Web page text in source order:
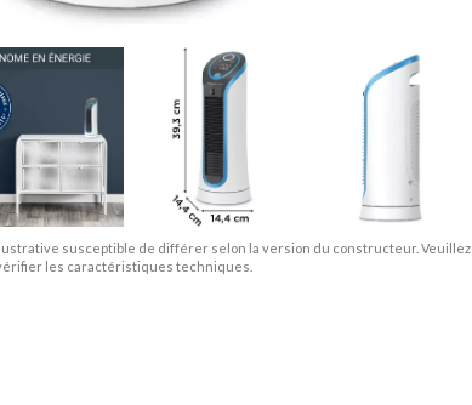
susceptible de différer selon la version du constructeur. Veuillez
les caractéristiques techniques.